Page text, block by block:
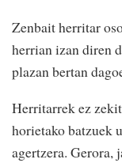
Zenbait herritar
herrian izan diren
plazan bertan
Herritarrek ez
horietako batzuek
agertzera. Gerora,